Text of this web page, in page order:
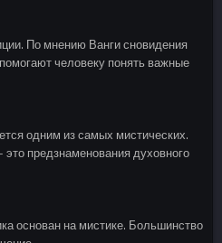
По мнению Ванги сновидения
человеку понять важные
одним из самых мистических.
предзнаменования духовного
основан на мистике. Большинство